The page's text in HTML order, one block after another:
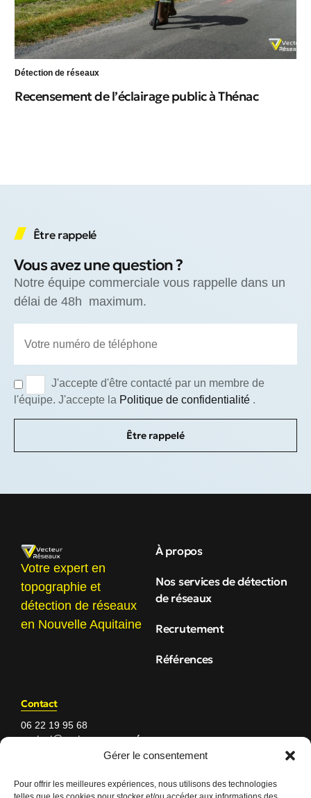
Gérer le consentement
Pour offrir les meilleures expériences, nous utilisons des technologies
Détection de réseaux
Recensement de l’éclairage public à Thénac
Être rappelé
Vous avez une question ?
Notre équipe commerciale vous rappelle dans un
délai de 48h maximum.
J'accepte d'être contacté par un membre de
l'équipe. J'accepte la Politique de confidentialité .
Être rappelé
Votre expert en
topographie et
détection de réseaux
en Nouvelle Aquitaine
À propos
Nos services de détection
de réseaux
Recrutement
Références
Contact
06 22 19 95 68
contact@vecteur-reseaux.fr
Du lundi au jeudi 8h – 18h